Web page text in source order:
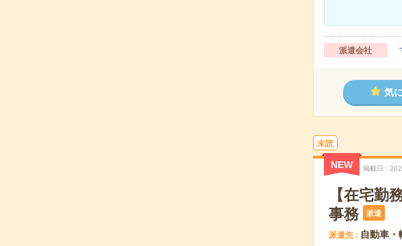
派遣会社
気
未読
NEW 掲載日
【在宅勤
事務
派遣
派遣先 自動車・